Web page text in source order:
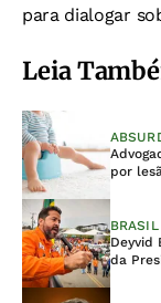
para dialogar
Leia
por
BRASIL
Deyvid
da